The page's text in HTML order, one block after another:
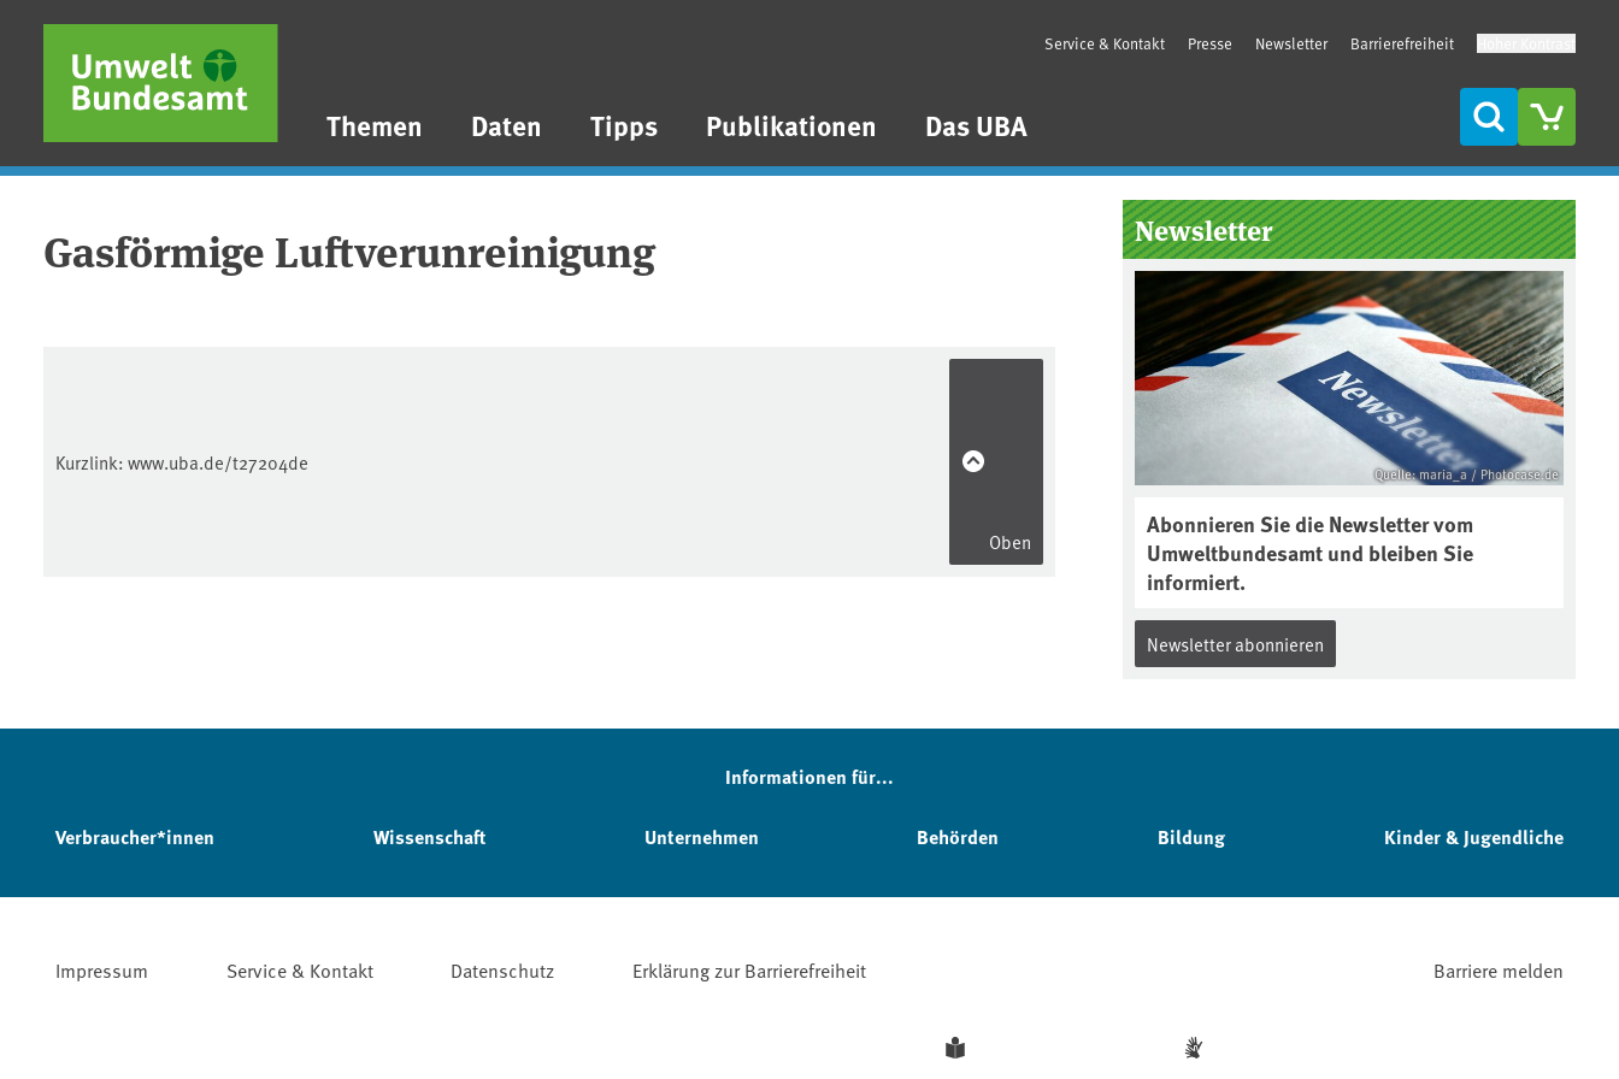
Direkt zum Inhalt
Direkt zum Hauptmenü
Direkt zur Fußzeile
Themen Daten Tipps Publikationen Das UBA
Service & Kontakt Presse Newsletter Barrierefreiheit
Suche
Gasförmige Luftverunreinigung
Kurzlink: www.uba.de/t27204de
Oben
Seitenleiste
Newsletter
Quelle: maria_a / Photocase.de
Abonnieren Sie die Newsletter vom
Umweltbundesamt und bleiben Sie
informiert.
Newsletter abonnieren
Informationen für...
Verbraucher*innen Wissenschaft Unternehmen Behörden Bildung Kinder & Jugendliche
Impressum Service & Kontakt Datenschutz Erklärung zur Barrierefreiheit Barriere melden